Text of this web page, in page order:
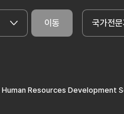
이동 국가전
Resources Development